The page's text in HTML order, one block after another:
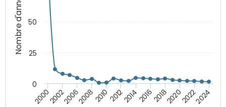
Nombre d'années
20002002200620082010 2012201420162018202020222024
0
25
50